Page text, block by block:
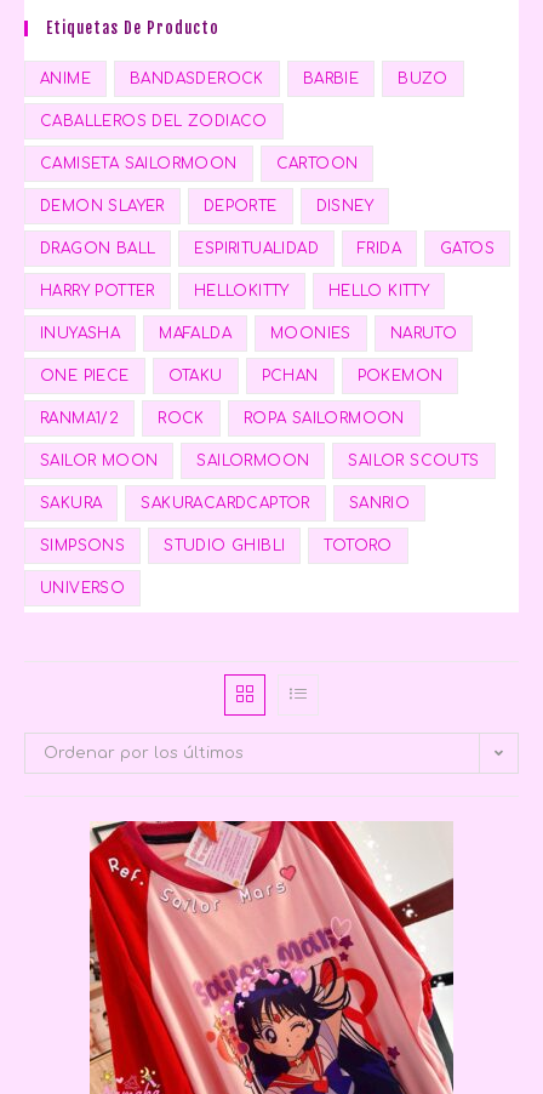
Etiquetas De Producto
ANIME BANDASDEROCK BARBIE BUZO
CABALLEROS DEL ZODIACO
CAMISETA SAILORMOON CARTOON
DEMON SLAYER DEPORTE DISNEY
DRAGON BALL ESPIRITUALIDAD FRIDA GATOS
HARRY POTTER HELLOKITTY HELLO KITTY
INUYASHA MAFALDA MOONIES NARUTO
ONE PIECE OTAKU PCHAN POKEMON
RANMA1/2 ROCK ROPA SAILORMOON
SAILOR MOON SAILORMOON SAILOR SCOUTS
SAKURA SAKURACARDCAPTOR SANRIO
SIMPSONS STUDIO GHIBLI TOTORO
UNIVERSO
Ordenar por los últimos